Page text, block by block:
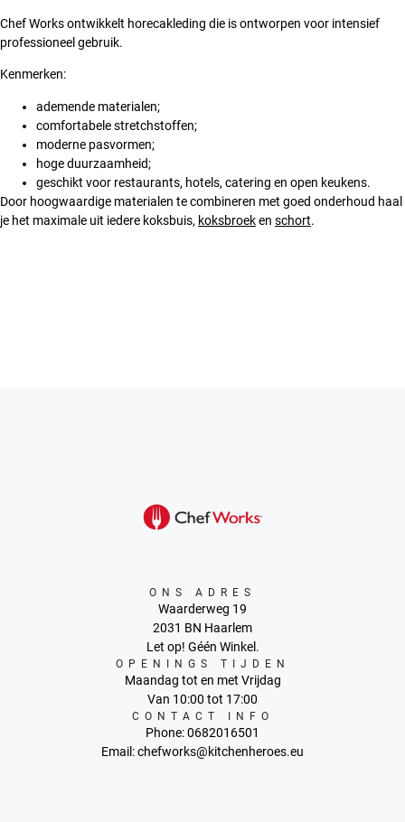
Chef Works ontwikkelt horecakleding die is ontworpen voor intensief
professioneel gebruik.
Kenmerken:
ademende materialen;
comfortabele stretchstoffen;
moderne pasvormen;
hoge duurzaamheid;
geschikt voor restaurants, hotels, catering en open keukens.
Door hoogwaardige materialen te combineren met goed onderhoud haal
je het maximale uit iedere koksbuis, koksbroeken schort.
ONS ADRES
Waarderweg 19
2031 BN Haarlem
Let op! Géén Winkel.
OPENINGS TIJDEN
Maandag tot en met Vrijdag
Van 10:00 tot 17:00
CONTACT INFO
Phone: 0682016501
Email: chefworks@kitchenheroes.eu